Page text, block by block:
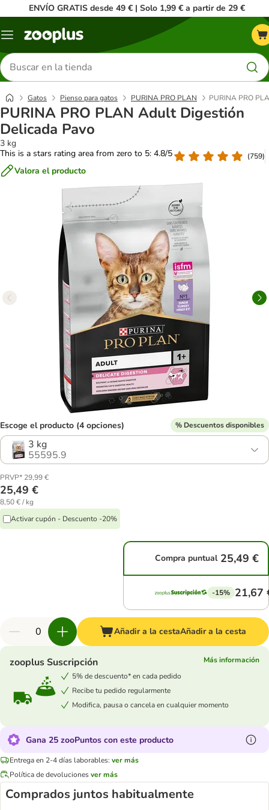
ENVÍO GRATIS desde 49 € | Solo 1,99 € a partir de 29 €
Menú
Buscar
productos
Gatos Pienso para gatos PURINA PRO PLAN PURINA PRO
PURINA PRO PLAN Adult Digestión
Delicada Pavo
3 kg
This is a stars rating area from zero to 5: 4.8/5
(759)
Valora el producto
Escoge el producto (4 opciones) % Descuentos disponibles
3 kg
55595.9
PRVP* 29,99 €
25,49 €
8,50 € / kg
Activar cupón - Descuento -20%
Compra puntual 25,49 €
-15% 21,67
Añadir a la cestaAñadir a la cesta
zooplus Suscripción
Más información
5% de descuento* en cada pedido
Recibe tu pedido regularmente
Modifica, pausa o cancela en cualquier momento
Gana 25 zooPuntos con este producto
Entrega en 2-4 días laborables: ver más
Política de devolucionesver más
Comprados juntos habitualmente